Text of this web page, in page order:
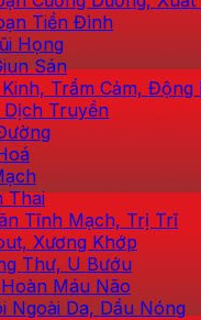
Tiền Đình
Họng
Sán
Trầm Cảm, Động
Truyền
Thai
Tĩnh Mạch, Trị Trĩ
Xương Khớp
Thư, U Bướu
Máu Não
Ngoài Da, Dầu Nóng